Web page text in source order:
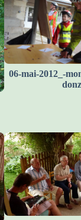
06-mai-2012_-